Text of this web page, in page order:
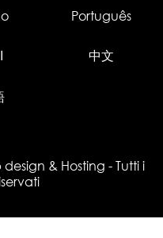
Português
中文
design & Hosting - Tutti i